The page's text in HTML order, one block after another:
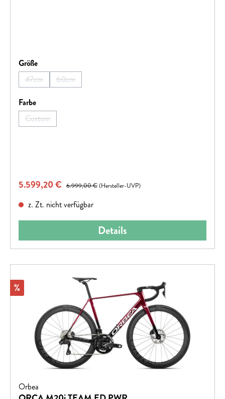
Größeauswählen
47cm
(Diese Option ist zurzeit nicht verfügbar.)
60cm
(Diese Option ist zurzeit nicht verfügbar.)
Farbeauswählen
Custom
(Diese Option ist zurzeit nicht verfügbar.)
Verkaufspreis:
5.599,20 € Regulärer Preis:
6.999,00 €(Hersteller-UVP)
z. Zt. nicht verfügbar
Details
Rabatt
%
Orbea